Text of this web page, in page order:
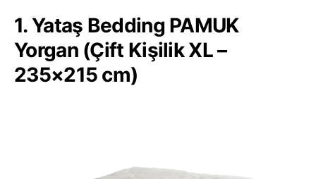
1. Yataş Bedding PAMUK
Yorgan (Çift Kişilik XL –
235×215 cm)